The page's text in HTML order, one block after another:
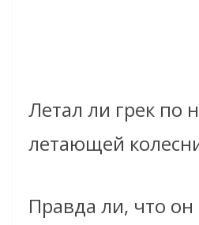
Летал ли грек по
летающей
Правда ли, что он